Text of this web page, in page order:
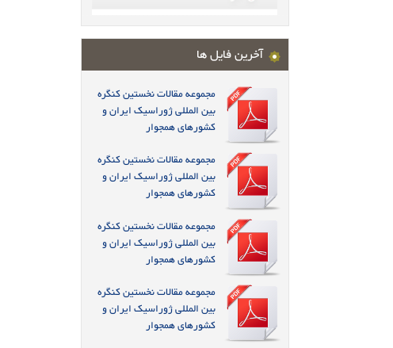
آخرین فایل ها
مجموعه مقالات نخستین کنگره
بین المللی ژوراسیک ایران و
کشورهای همجوار
مجموعه مقالات نخستین کنگره
بین المللی ژوراسیک ایران و
کشورهای همجوار
مجموعه مقالات نخستین کنگره
بین المللی ژوراسیک ایران و
کشورهای همجوار
مجموعه مقالات نخستین کنگره
بین المللی ژوراسیک ایران و
کشورهای همجوار